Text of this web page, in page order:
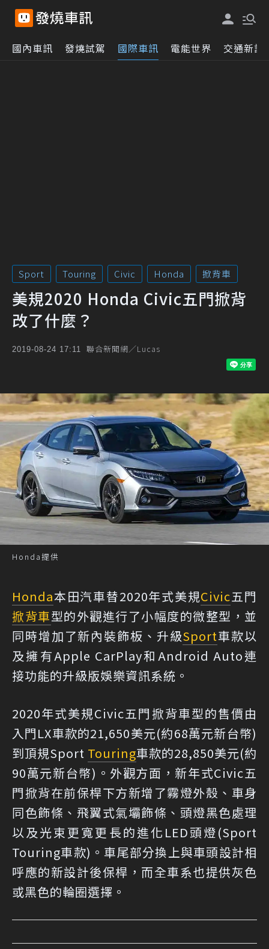
國內車訊 發燒試駕 國際車訊 電能世界 交通新訊
Sport Touring Civic Honda 掀背車
美規2020 Honda Civic五門掀背
改了什麼？
2019-08-24 17:11 聯合新聞網／Lucas
Honda提供
Honda本田汽車替2020年式美規Civic五門
掀背車型的外觀進行了小幅度的微整型，並
同時增加了新內裝飾板、升級Sport車款以
及擁有Apple CarPlay和Android Auto連
接功能的升級版娛樂資訊系統。
2020年式美規Civic五門掀背車型的售價由
入門LX車款的21,650美元(約68萬元新台幣)
到頂規Sport Touring車款的28,850美元(約
90萬元新台幣)。外觀方面，新年式Civic五
門掀背在前保桿下方新增了霧燈外殼、車身
同色飾條、飛翼式氣壩飾條、頭燈黑色處理
以及光束更寬更長的進化LED頭燈(Sport
Touring車款)。車尾部分換上與車頭設計相
呼應的新設計後保桿，而全車系也提供灰色
或黑色的輪圈選擇。